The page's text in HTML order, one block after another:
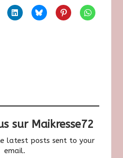
sur Maikresse72
latest posts sent to your
email.